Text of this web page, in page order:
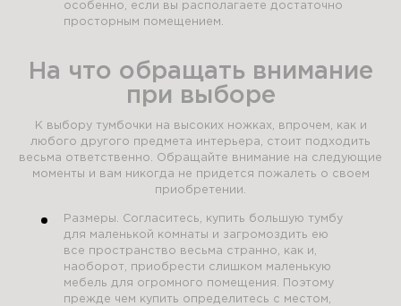
особенно, если вы располагаете достаточно
просторным помещением.
На что обращать внимание
при выборе
К выбору тумбочки на высоких ножках, впрочем, как и
любого другого предмета интерьера, стоит подходить
весьма ответственно. Обращайте внимание на следующие
моменты и вам никогда не придется пожалеть о своем
приобретении.
Размеры. Согласитесь, купить большую тумбу
для маленькой комнаты и загромоздить ею
все пространство весьма странно, как и,
наоборот, приобрести слишком маленькую
мебель для огромного помещения. Поэтому
прежде чем купить определитесь с местом,